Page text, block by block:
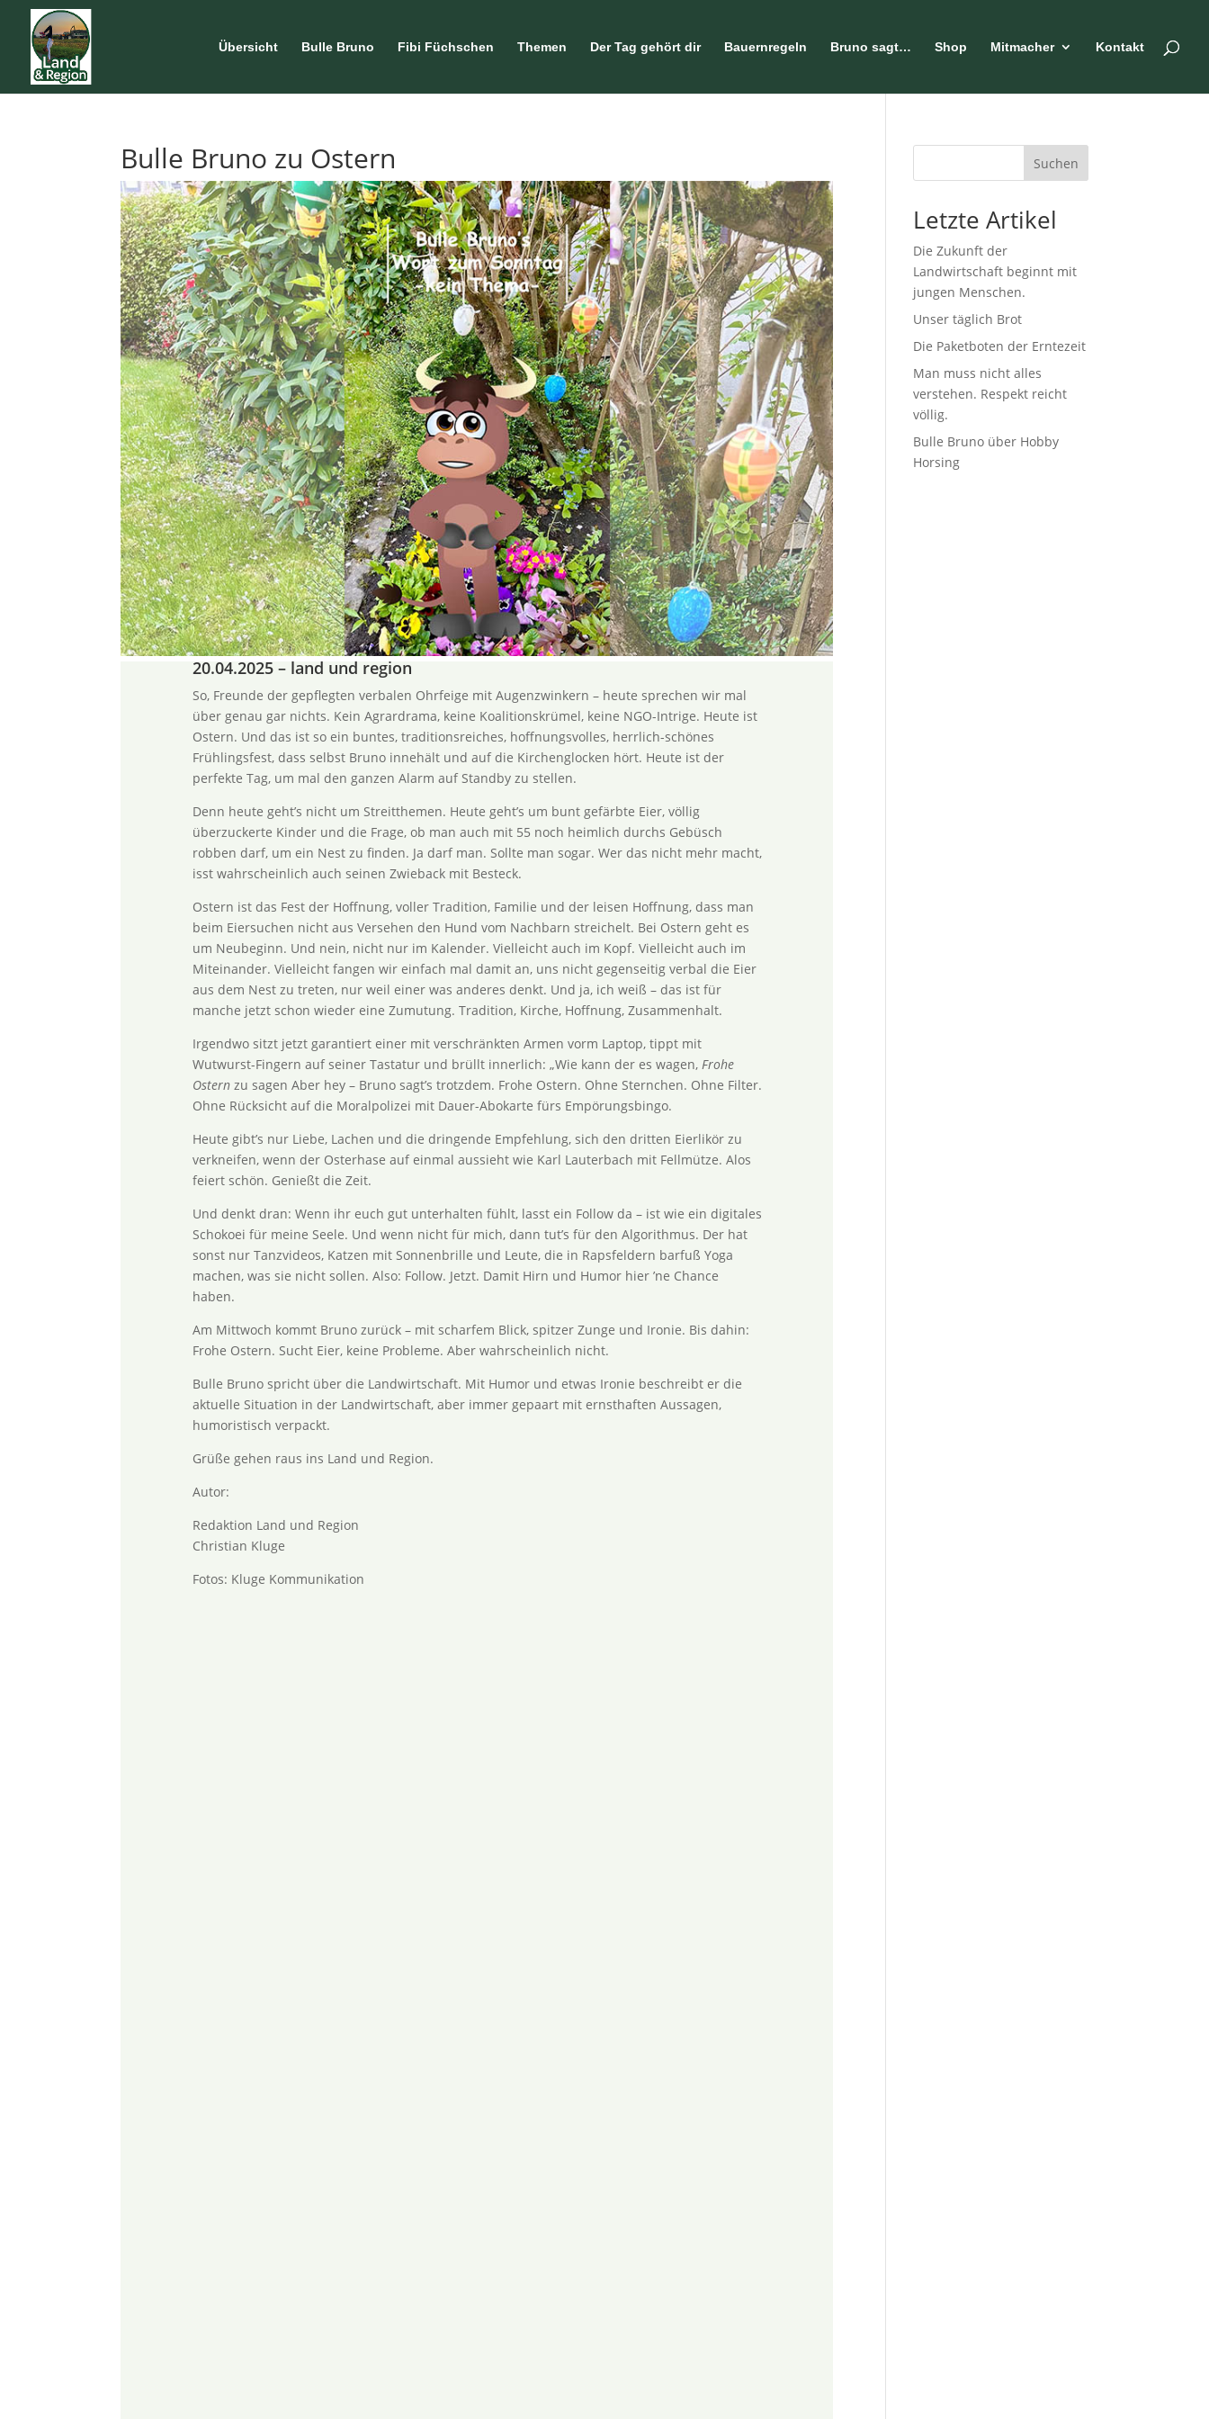
Übersicht Bulle Bruno Fibi Füchschen Themen Der Tag gehört dir Bauernregeln Bruno sagt… Shop Mitmacher Kontakt
Bulle Bruno zu Ostern
20.04.2025 – land und region
So, Freunde der gepflegten verbalen Ohrfeige mit Augenzwinkern – heute sprechen wir mal
über genau gar nichts. Kein Agrardrama, keine Koalitionskrümel, keine NGO-Intrige. Heute ist
Ostern. Und das ist so ein buntes, traditionsreiches, hoffnungsvolles, herrlich-schönes
Frühlingsfest, dass selbst Bruno innehält und auf die Kirchenglocken hört. Heute ist der
perfekte Tag, um mal den ganzen Alarm auf Standby zu stellen.
Denn heute geht’s nicht um Streitthemen. Heute geht’s um bunt gefärbte Eier, völlig
überzuckerte Kinder und die Frage, ob man auch mit 55 noch heimlich durchs Gebüsch
robben darf, um ein Nest zu finden. Ja darf man. Sollte man sogar. Wer das nicht mehr macht,
isst wahrscheinlich auch seinen Zwieback mit Besteck.
Ostern ist das Fest der Hoffnung, voller Tradition, Familie und der leisen Hoffnung, dass man
beim Eiersuchen nicht aus Versehen den Hund vom Nachbarn streichelt. Bei Ostern geht es
um Neubeginn. Und nein, nicht nur im Kalender. Vielleicht auch im Kopf. Vielleicht auch im
Miteinander. Vielleicht fangen wir einfach mal damit an, uns nicht gegenseitig verbal die Eier
aus dem Nest zu treten, nur weil einer was anderes denkt. Und ja, ich weiß – das ist für
manche jetzt schon wieder eine Zumutung. Tradition, Kirche, Hoffnung, Zusammenhalt.
Irgendwo sitzt jetzt garantiert einer mit verschränkten Armen vorm Laptop, tippt mit
Wutwurst-Fingern auf seiner Tastatur und brüllt innerlich: „Wie kann der es wagen, Frohe
Osternzu sagen Aber hey – Bruno sagt’s trotzdem. Frohe Ostern. Ohne Sternchen. Ohne Filter.
Ohne Rücksicht auf die Moralpolizei mit Dauer-Abokarte fürs Empörungsbingo.
Heute gibt’s nur Liebe, Lachen und die dringende Empfehlung, sich den dritten Eierlikör zu
verkneifen, wenn der Osterhase auf einmal aussieht wie Karl Lauterbach mit Fellmütze. Alos
feiert schön. Genießt die Zeit.
Und denkt dran: Wenn ihr euch gut unterhalten fühlt, lasst ein Follow da – ist wie ein digitales
Schokoei für meine Seele. Und wenn nicht für mich, dann tut’s für den Algorithmus. Der hat
sonst nur Tanzvideos, Katzen mit Sonnenbrille und Leute, die in Rapsfeldern barfuß Yoga
machen, was sie nicht sollen. Also: Follow. Jetzt. Damit Hirn und Humor hier ’ne Chance
haben.
Am Mittwoch kommt Bruno zurück – mit scharfem Blick, spitzer Zunge und Ironie. Bis dahin:
Frohe Ostern. Sucht Eier, keine Probleme. Aber wahrscheinlich nicht.
Bulle Bruno spricht über die Landwirtschaft. Mit Humor und etwas Ironie beschreibt er die
aktuelle Situation in der Landwirtschaft, aber immer gepaart mit ernsthaften Aussagen,
humoristisch verpackt.
Grüße gehen raus ins Land und Region.
Autor:
Redaktion Land und Region
Christian Kluge
Fotos: Kluge Kommunikation
Suchen
Letzte Artikel
Die Zukunft der
Landwirtschaft beginnt mit
jungen Menschen.
Unser täglich Brot
Die Paketboten der Erntezeit
Man muss nicht alles
verstehen. Respekt reicht
völlig.
Bulle Bruno über Hobby
Horsing